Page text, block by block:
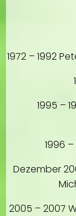
1972 – 1992
1995 –
1996
Dezember
2005 – 2007